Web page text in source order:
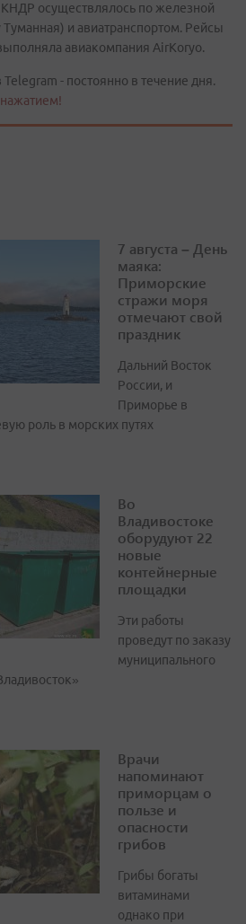
осуществлялось по железной
Туманная) и авиатранспортом. Рейсы
авиакомпания AirKoryо.
- постоянно в течение дня.
7 августа – День
маяка:
Приморские
стражи моря
отмечают свой
праздник
Дальний Восток
России, и
Приморье в
роль в морских путях
Во
Владивостоке
оборудуют 22
новые
контейнерные
площадки
Эти работы
проведут по заказу
муниципального
Врачи
напоминают
приморцам о
пользе и
опасности
грибов
Грибы богаты
витаминами
однако при